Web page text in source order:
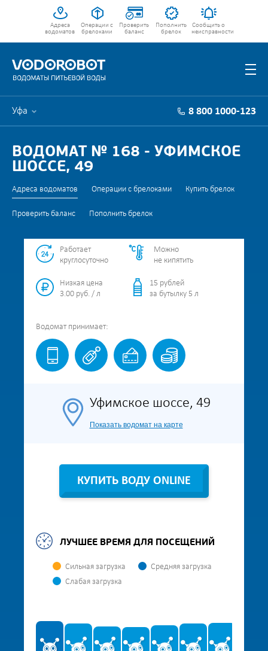
Адреса
водоматов
Операции с
брелоками
Проверить
баланс
Пополнить
брелок
Сообщить о
неисправности
Уфа 8 800 1000-123
ВОДОМАТ № 168 - УФИМСКОЕ
ШОССЕ, 49
Адреса водоматов Операции с брелоками Купить брелок
Проверить баланс Пополнить брелок
Работает
круглосуточно
Можно
не кипятить
Низкая цена
3.00 руб. / л
15 рублей
за бутылку 5 л
Водомат принимает:
Уфимское шоссе, 49
Показать водомат на карте
КУПИТЬ ВОДУ ONLINE
ЛУЧШЕЕ ВРЕМЯ ДЛЯ ПОСЕЩЕНИЙ
Сильная загрузка
Средняя загрузка
Слабая загрузка